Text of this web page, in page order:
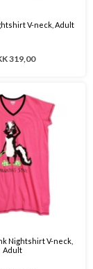
V-neck, Adult
319,00
Nightshirt V-neck,
Adult